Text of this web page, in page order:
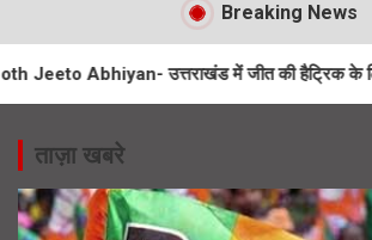
Breaking News
उत्तराखंड में जीत की हैट्रिक के लिए BJP का
ताज़ा खबरे